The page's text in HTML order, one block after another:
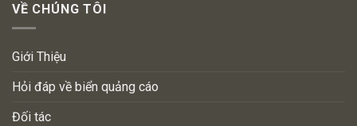
VỀ CHÚNG TÔI
Giới Thiệu
Hỏi đáp về biển quảng cáo
Đối tác